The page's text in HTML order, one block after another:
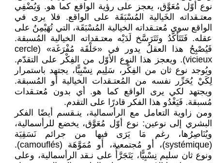
نوع أوّل مُعَوَّق، يعجز على رؤية الواقع كما هو. وَيُضْفِي
معتـقداته الخَيالية المُسْبَقَة على الواقع. فلا يرى في
الواقع سوى مُعتـقداته الخيالية المُسْبَقَة، التي تُهَيْمِنُ على
عقله. فَتَتَأَكَّدُ وتَتَرَسَّخ لَدَيْه معتـقداته الخيالية المُسبقة.
فَيُصْبِحُ هذا العقلُ يدور في «حَلْقَة مُفْرَغَة» (cercle
vicieux). ويعجز هذا النوع الأوّل من الفِكْر على التقدّم.
ويُوجد نوع ثان من الفِكْر، سَلِيم نِسْبِيًّا، يجتهد باستمرار
لِكَيْ يُحَرِّر نفسه من المُعتـقدات الخيالية أو المُسبقة.
ويجتهد لكي يرى الواقع كما هو. أي بدون مُعتـقدات
مُسبقة. فَيَغْدُو هذا الفكر قادرًا على التقدم.
ومن زاوية التعامل مع الرأسمالية، ينـقسم أيضًا الفكر
البشري إلى نوعين: نوع أوّل مُعَوَّق، يخضع للرأسمالية،
ويُنَاصِرُها، رغم مَا يَرَى فيها من جرائم نَسَقِيَة
(systémique)، أو مُجتمعية، أو مُمَوَّهَة (camouflés).
ونوع ثان سليم نِسْبِيًّا، يَتَجَرَّأُ على نـقد الرأسمالية، وعلى